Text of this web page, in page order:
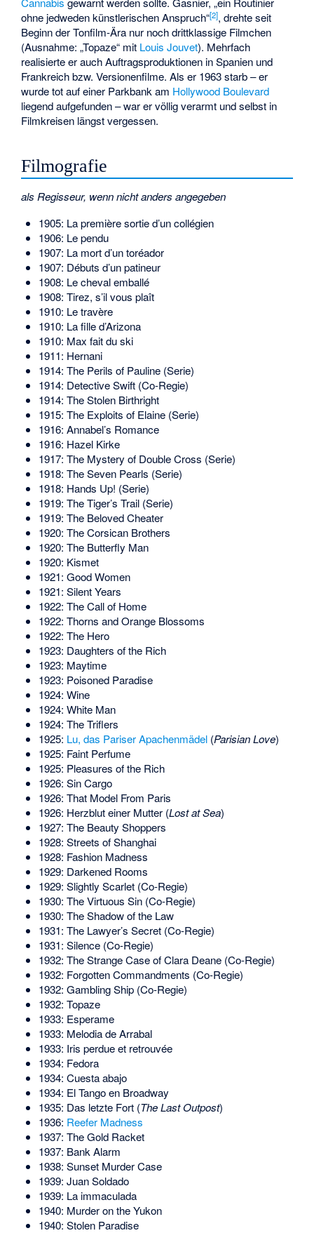
ohne jedweden künstlerischen Anspruch“[2], drehte seit
Beginn der Tonfilm-Ära nur noch drittklassige Filmchen
(Ausnahme: „Topaze“ mit Louis Jouvet). Mehrfach
realisierte er auch Auftragsproduktionen in Spanien und
Frankreich bzw. Versionenfilme. Als er 1963 starb – er
wurde tot auf einer Parkbank am Hollywood Boulevard
liegend aufgefunden – war er völlig verarmt und selbst in
Filmkreisen längst vergessen.
Filmografie
als Regisseur, wenn nicht anders angegeben
1905: La première sortie d’un collégien
1906: Le pendu
1907: La mort d’un toréador
1907: Débuts d’un patineur
1908: Le cheval emballé
1908: Tirez, s’il vous plaît
1910: Le travère
1910: La fille d’Arizona
1910: Max fait du ski
1911: Hernani
1914: The Perils of Pauline (Serie)
1914: Detective Swift (Co-Regie)
1914: The Stolen Birthright
1915: The Exploits of Elaine (Serie)
1916: Annabel’s Romance
1916: Hazel Kirke
1917: The Mystery of Double Cross (Serie)
1918: The Seven Pearls (Serie)
1918: Hands Up! (Serie)
1919: The Tiger’s Trail (Serie)
1919: The Beloved Cheater
1920: The Corsican Brothers
1920: The Butterfly Man
1920: Kismet
1921: Good Women
1921: Silent Years
1922: The Call of Home
1922: Thorns and Orange Blossoms
1922: The Hero
1923: Daughters of the Rich
1923: Maytime
1923: Poisoned Paradise
1924: Wine
1924: White Man
1924: The Triflers
1925: Lu, das Pariser Apachenmädel(Parisian Love)
1925: Faint Perfume
1925: Pleasures of the Rich
1926: Sin Cargo
1926: That Model From Paris
1926: Herzblut einer Mutter (Lost at Sea)
1927: The Beauty Shoppers
1928: Streets of Shanghai
1928: Fashion Madness
1929: Darkened Rooms
1929: Slightly Scarlet (Co-Regie)
1930: The Virtuous Sin (Co-Regie)
1930: The Shadow of the Law
1931: The Lawyer’s Secret (Co-Regie)
1931: Silence (Co-Regie)
1932: The Strange Case of Clara Deane (Co-Regie)
1932: Forgotten Commandments (Co-Regie)
1932: Gambling Ship (Co-Regie)
1932: Topaze
1933: Esperame
1933: Melodia de Arrabal
1933: Iris perdue et retrouvée
1934: Fedora
1934: Cuesta abajo
1934: El Tango en Broadway
1935: Das letzte Fort (The Last Outpost)
1936: Reefer Madness
1937: The Gold Racket
1937: Bank Alarm
1938: Sunset Murder Case
1939: Juan Soldado
1939: La immaculada
1940: Murder on the Yukon
1940: Stolen Paradise